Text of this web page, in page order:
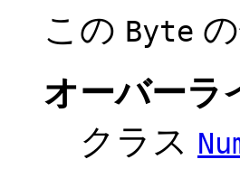
この Byte
オーバーラ
クラス